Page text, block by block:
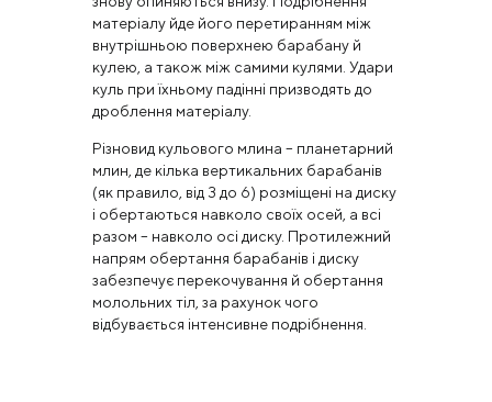
матеріалу йде його перетиранням між
внутрішньою поверхнею барабану й
кулею, а також між самими кулями. Удари
куль при їхньому падінні призводять до
дроблення матеріалу.
Різновид кульового млина – планетарний
млин, де кілька вертикальних барабанів
(як правило, від 3 до 6) розміщені на диску
і обертаються навколо своїх осей, а всі
разом – навколо осі диску. Протилежний
напрям обертання барабанів і диску
забезпечує перекочування й обертання
молольних тіл, за рахунок чого
відбувається інтенсивне подрібнення.